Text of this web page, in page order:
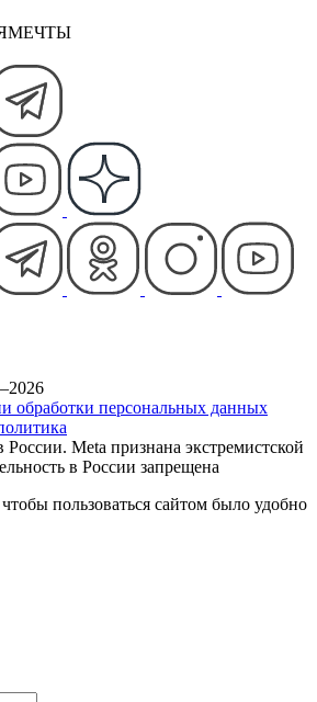
обработки персональных данных
Meta признана экстремистской
в России запрещена
пользоваться сайтом было удобно